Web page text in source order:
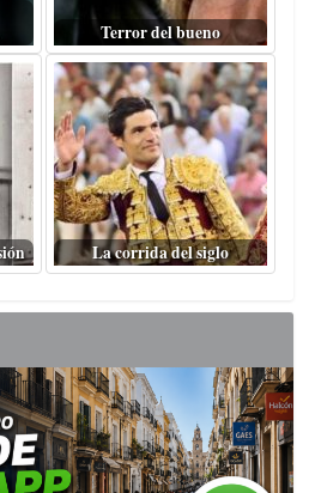
Terror del bueno
La corrida del siglo